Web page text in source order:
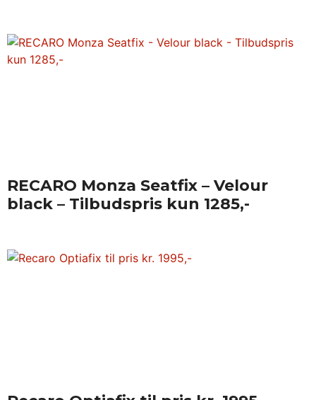
RECARO Monza Seatfix – Velour
black – Tilbudspris kun 1285,-